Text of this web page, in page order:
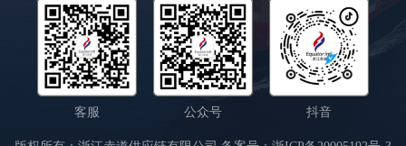
客服 公众号 抖音